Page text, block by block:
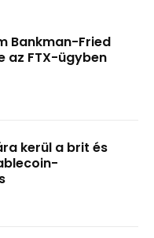
Bankman-Fried
az FTX-ügyben
kerül a brit és